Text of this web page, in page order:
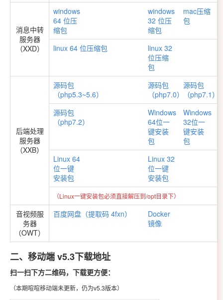
消息中转
服务器
（XXD）
windows
64 位压
缩包
windows
32 位压
缩包
mac压缩
包
linux 64 位压缩包
linux 32
位压缩
包
后端处理
服务器
（XXB）
源码包
（php5.3~5.6）
源码包
（php7.0）
源码包
（php7.1）
源码包
（php7.2）
Windows
64位一
键安装
包
Windows
32位一
键安装
包
Linux 64
位一键
安装包
Linux 32
位一键
安装包
（Linux一键安装包必须直接解压到/opt目录下）
音视频服
务器
（OWT）
百度网盘（提取码 4fxn）
Docker
镜像
二、移动端 v5.3下载地址
扫一扫下方二维码，下载更方便：
（本期喧喧移动端未更新，仍为v5.3版本）